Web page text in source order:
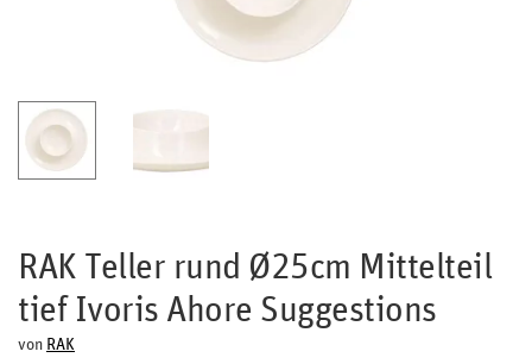
RAK Teller rund Ø25cm Mittelteil
tief Ivoris Ahore Suggestions
von RAK